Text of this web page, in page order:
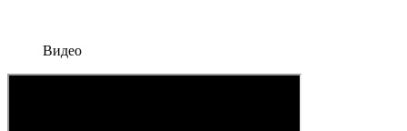
Видео